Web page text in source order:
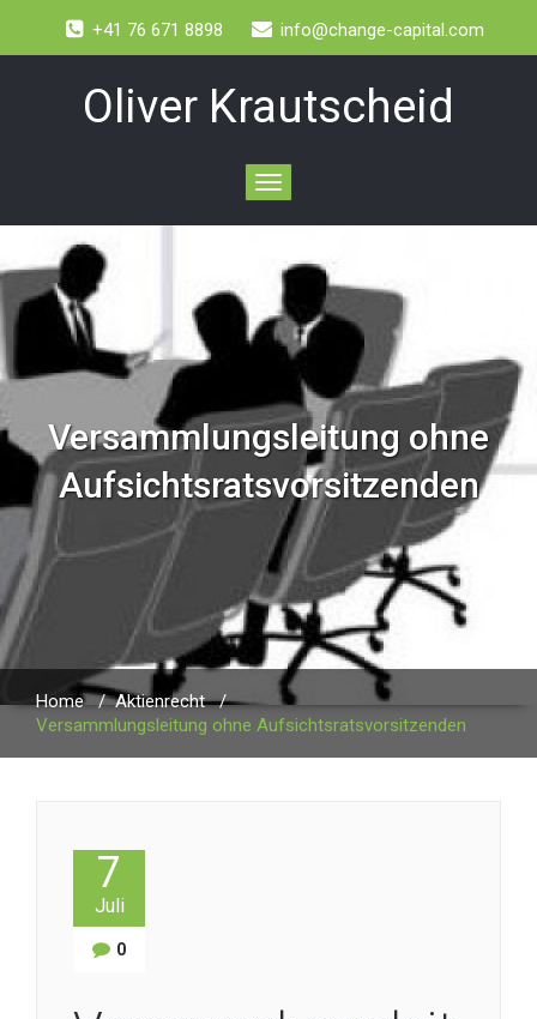
+41 76 671 8898 info@change-capital.com
Oliver Krautscheid
Toggle
navigation
Versammlungsleitung ohne
Aufsichtsratsvorsitzenden
Home/Aktienrecht/
Versammlungsleitung ohne Aufsichtsratsvorsitzenden
7
Juli
0